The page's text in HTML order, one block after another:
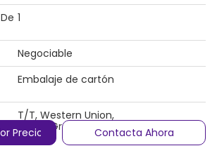
1
Negociable
Embalaje de cartón
T/T, Western Union,
MoneyGram/PayPal
Precio Contacta Ahora